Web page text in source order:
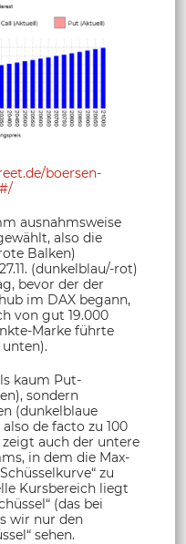
boersen-
ausnahmsweise
also die
Balken)
(dunkelblau/-rot)
bevor der der
im DAX begann,
von gut 19.000
Marke führte
kaum Put-
sondern
(dunkelblaue
de facto zu 100
zeigt auch der untere
in dem die Max-
zu
Kursbereich liegt
(das bei
wir nur den
sehen.